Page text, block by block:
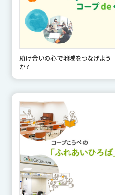
助け合いの心で地域をつなげよ
か？